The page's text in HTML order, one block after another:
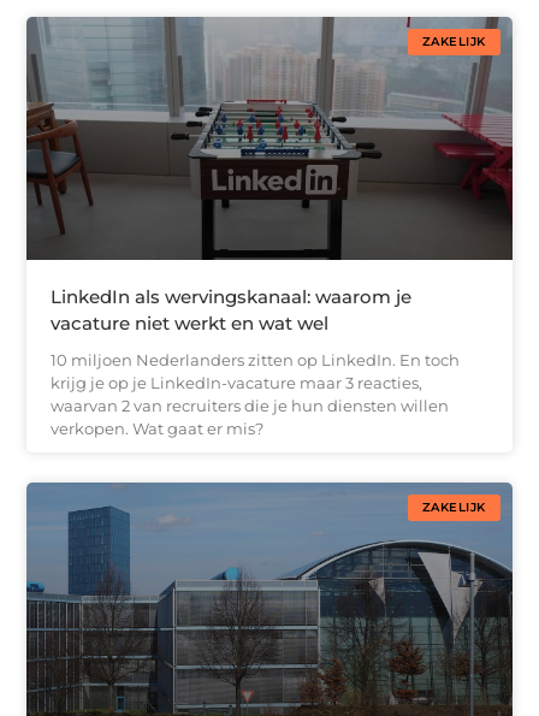
ZAKELIJK
LinkedIn als wervingskanaal: waarom je
vacature niet werkt en wat wel
10 miljoen Nederlanders zitten op LinkedIn. En toch
krijg je op je LinkedIn-vacature maar 3 reacties,
waarvan 2 van recruiters die je hun diensten willen
verkopen. Wat gaat er mis?
ZAKELIJK